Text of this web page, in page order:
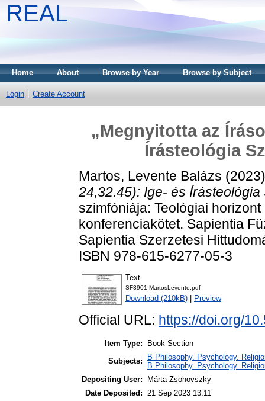
REAL
Home About Browse by Year Browse by Subject
Login Create Account
„Megnyitotta az
Írásteológia
Martos, Levente Balázs
24,32.45): Ige- és
szimfóniája: Teológiai
konferenciakötet. Sapientia
Sapientia Szerzetesi
ISBN 978-615-6277-05-3
Text
SF3901 MartosLevente.pdf
Download (210kB) Preview
Official URL: https://doi.org/
Item Type:
Book Section
Subjects:
B Philosophy. Psychology.
B Philosophy. Psychology.
Depositing User:
Márta Zsohovszky
Date Deposited: 21 Sep 2023 13:11